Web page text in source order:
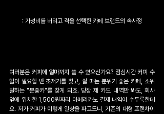
: 가성비를 버리고 격을 선택한 카페 브랜드의 속사정
여러분은 커피에 얼마까지 쓸 수 있으신가요? 점심시간 커피 수
혈이 필요할 땐 초저가를 찾고, 쉴 때는 분위기 좋은 카페, 소위
말하는 "분좋카"를 찾게 되죠. 당장 제 카드 내역만 봐도, 회사
앞에 위치한 1,500원짜리 아메리카노 결제 내역이 수두룩한데
요. 저가 커피가 이렇게 일상을 파고드니, 기존의 대형 프랜차이